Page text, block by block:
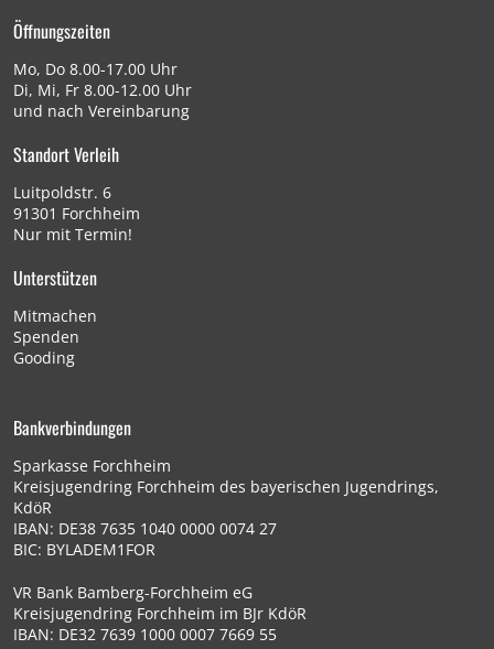
Öffnungszeiten
Mo, Do 8.00-17.00 Uhr
Di, Mi, Fr 8.00-12.00 Uhr
und nach Vereinbarung
Standort Verleih
Luitpoldstr. 6
91301 Forchheim
Nur mit Termin!
Unterstützen
Mitmachen
Spenden
Gooding
Bankverbindungen
Sparkasse Forchheim
Kreisjugendring Forchheim des bayerischen Jugendrings,
KdöR
IBAN: DE38 7635 1040 0000 0074 27
BIC: BYLADEM1FOR
VR Bank Bamberg-Forchheim eG
Kreisjugendring Forchheim im BJr KdöR
IBAN: DE32 7639 1000 0007 7669 55